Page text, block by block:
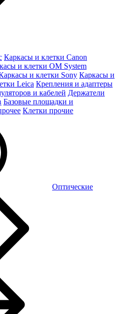
Каркасы и клетки Canon
и клетки OM System
и клетки Sony Каркасы и
Leica Крепления и адаптеры
и кабелей Держатели
Базовые площадки и
Клетки прочие
Оптические